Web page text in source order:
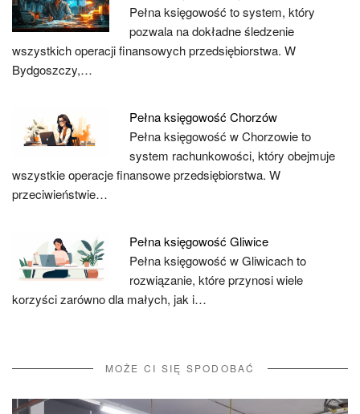
Pełna księgowość to system, który
pozwala na dokładne śledzenie
wszystkich operacji finansowych przedsiębiorstwa. W
Bydgoszczy,…
Pełna księgowość Chorzów
Pełna księgowość w Chorzowie to
system rachunkowości, który obejmuje
wszystkie operacje finansowe przedsiębiorstwa. W
przeciwieństwie…
Pełna księgowość Gliwice
Pełna księgowość w Gliwicach to
rozwiązanie, które przynosi wiele
korzyści zarówno dla małych, jak i…
MOŻE CI SIĘ SPODOBAĆ